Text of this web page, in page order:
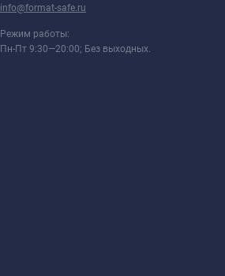
info@format-safe.ru
Режим работы:
Пн-Пт 9:30—20:00; Без выходных.